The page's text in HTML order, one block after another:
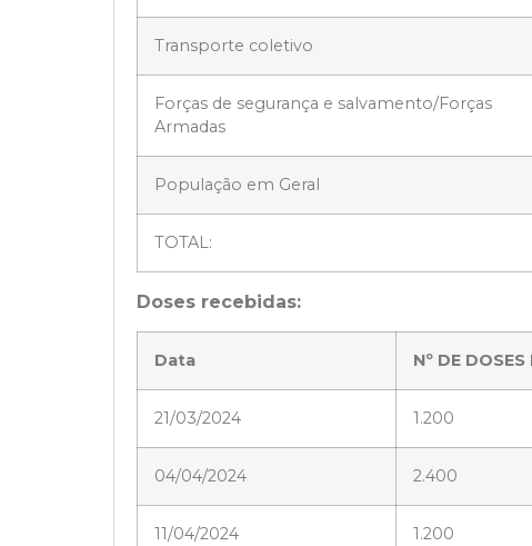
Transporte coletivo
Forças de segurança e salvamento/Forças
Armadas
População em Geral
TOTAL:
Doses recebidas:
Data Nº DE DOSES
21/03/2024 1.200
04/04/2024 2.400
11/04/2024 1.200